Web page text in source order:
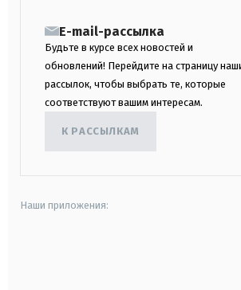
E-mail-рассылка
Будьте в курсе всех новостей и
обновлений! Перейдите на страницу
рассылок, чтобы выбрать те, которые
соответствуют вашим интересам.
К РАССЫЛКАМ
Наши приложения: